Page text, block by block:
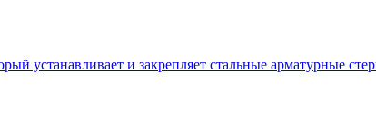
устанавливает и закрепляет стальные арматурные